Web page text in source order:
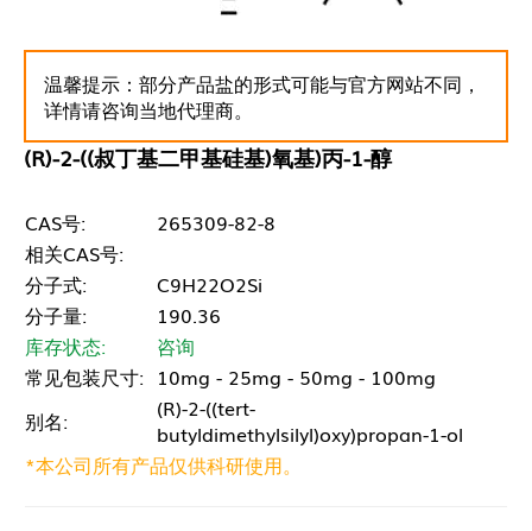
温馨提示：部分产品盐的形式可能与官方网站不同，
详情请咨询当地代理商。
(R)-2-((叔丁基二甲基硅基)氧基)丙-1-醇
CAS号:
265309-82-8
相关CAS号:
分子式:
C9H22O2Si
分子量:
190.36
库存状态:
咨询
常见包装尺寸: 10mg - 25mg - 50mg - 100mg
别名:
(R)-2-((tert-
butyldimethylsilyl)oxy)propan-1-ol
*本公司所有产品仅供科研使用。